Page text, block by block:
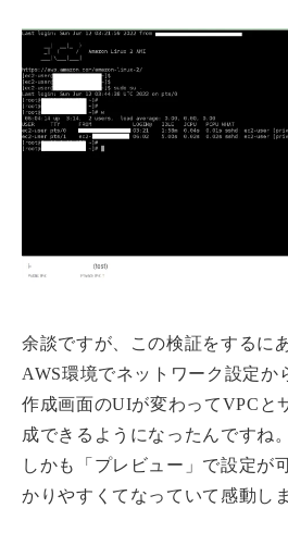
余談ですが、この検証をするに
AWS環境でネットワーク設定か
作成画面のUIが変わってVPCと
成できるようになったんですね。
しかも「プレビュー」で設定が
かりやすくてなっていて感動し